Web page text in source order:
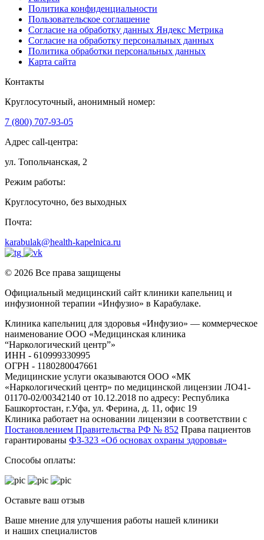
Политика конфиденциальности
Пользовательское соглашение
Согласие на обработку данных Яндекс Метрика
Согласие на обработку персональных данных
Политика обработки персональных данных
Карта сайта
Контакты
Круглосуточный, анонимный номер:
7 (800) 707-93-05
Адрес call-центра:
ул. Топольчанская, 2
Режим работы:
Круглосуточно, без выходных
Почта:
karabulak@health-kapelnica.ru
© 2026 Все права защищены
Официальный медицинский сайт клиники капельниц и
инфузионной терапии «Инфузио» в Карабулаке.
Клиника капельниц для здоровья «Инфузио» — коммерческое
наименование ООО «Медицинская клиника
“Наркологический центр”»
ИНН - 610999330995
ОГРН - 1180280047661
Медицинские услуги оказываются ООО «МК
«Наркологический центр» по медицинской лицензии ЛО41-
01170-02/00342140 от 10.12.2018 по адресу: Республика
Башкортостан, г.Уфа, ул. Ферина, д. 11, офис 19
Клиника работает на основании лицензии в соответствии с
Постановлением Правительства РФ № 852 Права пациентов
гарантированы ФЗ-323 «Об основах охраны здоровья»
Способы оплаты:
Оставьте ваш отзыв
Ваше мнение для улучшения работы нашей клиники
и наших специалистов